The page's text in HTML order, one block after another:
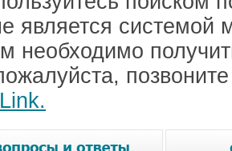
является системой
необходимо